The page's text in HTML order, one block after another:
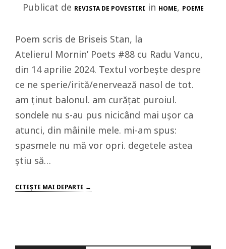
Publicat de REVISTA DE POVESTIRI in HOME, POEME
Poem scris de Briseis Stan, la
Atelierul Mornin’ Poets #88 cu Radu Vancu,
din 14 aprilie 2024. Textul vorbește despre
ce ne sperie/irită/enervează nasol de tot.
am ținut balonul. am curățat puroiul.
sondele nu s-au pus nicicând mai ușor ca
atunci, din mâinile mele. mi-am spus:
spasmele nu mă vor opri. degetele astea
știu să…
CITEŞTE MAI DEPARTE →